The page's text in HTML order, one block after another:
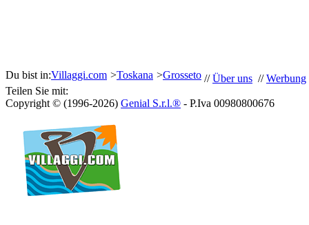
Du bist in:Villaggi.com >Toskana >Grosseto //Über uns //Werbung
Teilen Sie mit:
Copyright © (1996-2026) Genial S.r.l.® - P.Iva 00980800676